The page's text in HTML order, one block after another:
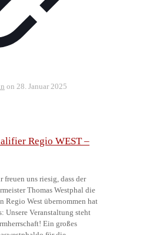
on 28. Januar 2025
Regio WEST –
freuen uns riesig, dass der
Thomas Westphal die
Regio West übernommen hat
Unsere Veranstaltung steht
Ein großes